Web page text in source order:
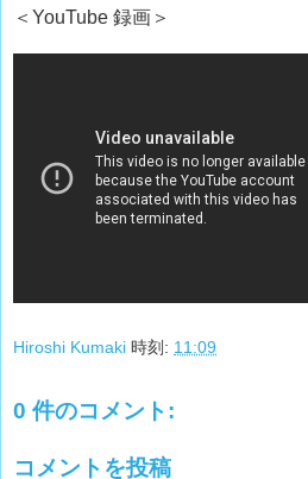
＜YouTube 録画＞
Hiroshi Kumaki 時刻: 11:09
0 件のコメント:
コメントを投稿